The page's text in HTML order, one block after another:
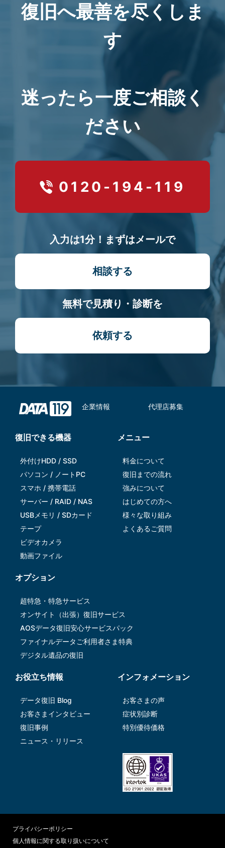
復旧へ最善を尽くしま
す
迷ったら一度ご相談く
ださい
0120-194-119
入力は1分！まずはメールで
相談する
無料で見積り・診断を
依頼する
企業情報 代理店募集
復旧できる機器
外付けHDD / SSD
パソコン / ノートPC
スマホ / 携帯電話
サーバー / RAID / NAS
USBメモリ / SDカード
テープ
ビデオカメラ
動画ファイル
メニュー
料金について
復旧までの流れ
強みについて
はじめての方へ
様々な取り組み
よくあるご質問
オプション
超特急・特急サービス
オンサイト（出張）復旧サービス
AOSデータ復旧安⼼サービスパック
ファイナルデータご利⽤者さま特典
デジタル遺品の復旧
お役立ち情報
データ復旧 Blog
お客さまインタビュー
復旧事例
ニュース・リリース
インフォメーション
お客さまの声
症状別診断
特別優待価格
プライバシーポリシー
個人情報に関する取り扱いについて